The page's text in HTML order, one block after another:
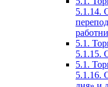
5.1.14.
5.1.
5.1.15.
5.1.
5.1.16.